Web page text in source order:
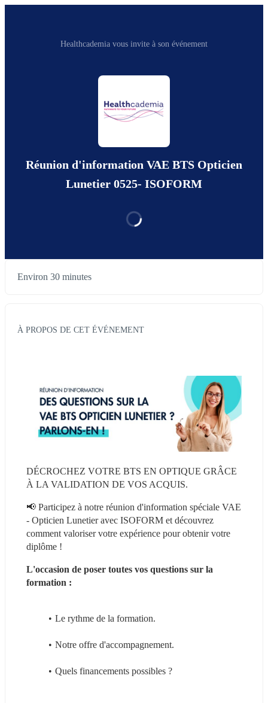
Healthcademia vous invite à son événement
Réunion d'information VAE BTS Opticien
Lunetier 0525- ISOFORM
Environ 30 minutes
À PROPOS DE CET ÉVÉNEMENT
DÉCROCHEZ VOTRE BTS EN OPTIQUE GRÂCE
À LA VALIDATION DE VOS ACQUIS.
📢 Participez à notre réunion d'information spéciale VAE
- Opticien Lunetier avec ISOFORM et découvrez
comment valoriser votre expérience pour obtenir votre
diplôme !
L'occasion de poser toutes vos questions sur la
formation :
Le rythme de la formation.
Notre offre d'accompagnement.
Quels financements possibles ?